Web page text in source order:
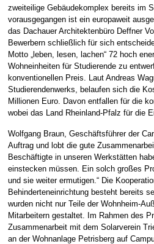
zweiteilige Gebäudekomplex bereits im
vorausgegangen ist ein europaweit
das Dachauer Architektenbüro Deffner
Bewerbern schließlich für sich
Motto „leben, lesen, lachen“ 72 hoch
Wohneinheiten für Studierende zu
konventionellen Preis. Laut Andreas
Studierendenwerks, belaufen sich die
Millionen Euro. Davon entfallen für die
wobei das Land Rheinland-Pfalz für die
Wolfgang Braun, Geschäftsführer der
Auftrag und lobt die gute
Beschäftigte in unseren Werkstätten
einstecken müssen. Ein solch großes
und sie weiter ermutigen.“ Die
Behinderteneinrichtung besteht bereits
wurden nicht nur Teile der Wohnheim-
Mitarbeitern gestaltet. Im Rahmen des
Zusammenarbeit mit dem Solarverein
an der Wohnanlage Petrisberg auf